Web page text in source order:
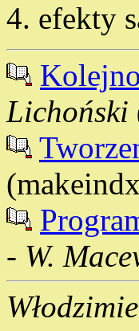
efekty
Lichoński
- W.